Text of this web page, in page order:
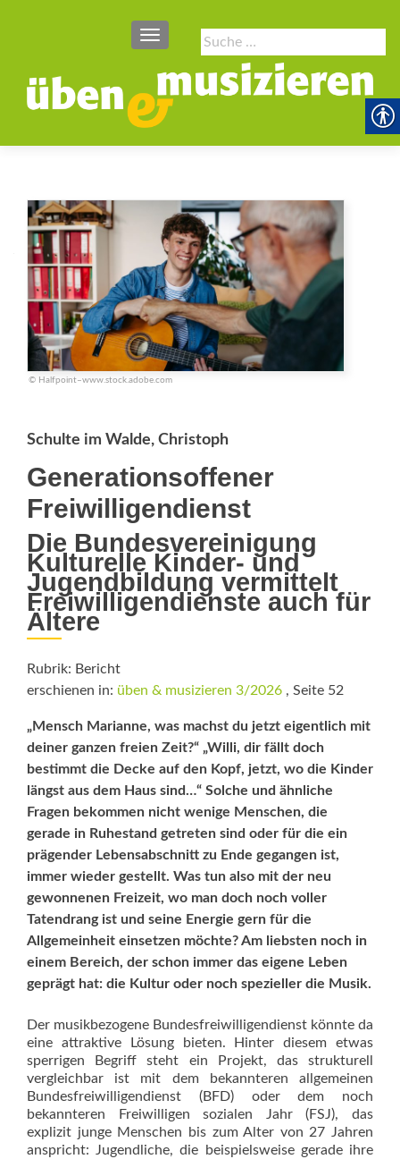
Suche
nach:
SCHALTE NAVIGATION
© Halfpoint–www.stock.adobe.com
Schulte im Walde, Christoph
Generationsoffener
Freiwilligendienst
Die Bundesvereinigung
Kulturelle Kinder- und
Jugendbildung vermittelt
Freiwilligendienste auch für
Ältere
Rubrik: Bericht
erschienen in: üben & musizieren 3/2026 , Seite 52
„Mensch Marianne, was machst du jetzt eigentlich mit
deiner ganzen freien Zeit?“ „Willi, dir fällt doch
bestimmt die Decke auf den Kopf, jetzt, wo die Kinder
längst aus dem Haus sind…“ Solche und ähnliche
Fragen bekommen nicht wenige Menschen, die
gerade in Ruhestand getreten sind oder für die ein
prägender Lebensabschnitt zu Ende gegangen ist,
immer wieder gestellt. Was tun also mit der neu
gewonnenen Freizeit, wo man doch noch voller
Tatendrang ist und seine Energie gern für die
Allgemeinheit einsetzen möchte? Am liebsten noch in
einem Bereich, der schon immer das eigene Leben
geprägt hat: die Kultur oder noch spezieller die Musik.
Der musikbezogene Bundesfreiwilligendienst könnte da
eine attraktive Lösung bieten. Hinter diesem etwas
sperrigen Begriff steht ein Projekt, das strukturell
vergleichbar ist mit dem bekannteren allgemeinen
Bundesfreiwilligendienst (BFD) oder dem noch
bekannteren Freiwilligen sozialen Jahr (FSJ), das
explizit junge Menschen bis zum Alter von 27 Jahren
anspricht: Jugendliche, die beispielsweise gerade ihre